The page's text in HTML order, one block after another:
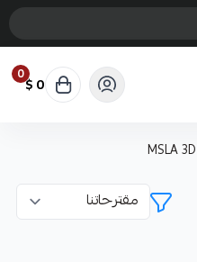
0 0 $
MSLA